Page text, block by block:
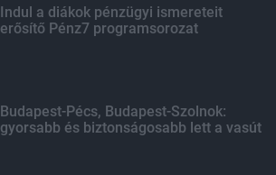
Indul a diákok pénzügyi ismereteit
erősítő Pénz7 programsorozat
Budapest-Pécs, Budapest-Szolnok:
gyorsabb és biztonságosabb lett a vasút